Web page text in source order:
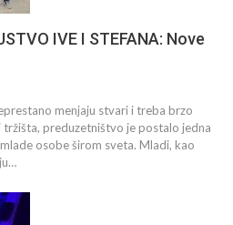
IVE I STEFANA: Nove
menjaju stvari i treba brzo
preduzetništvo je postalo jedna
osobe širom sveta. Mladi, kao